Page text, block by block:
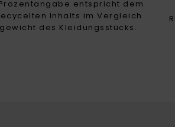
entspricht dem
Inhalts im Vergleich
des Kleidungsstücks.